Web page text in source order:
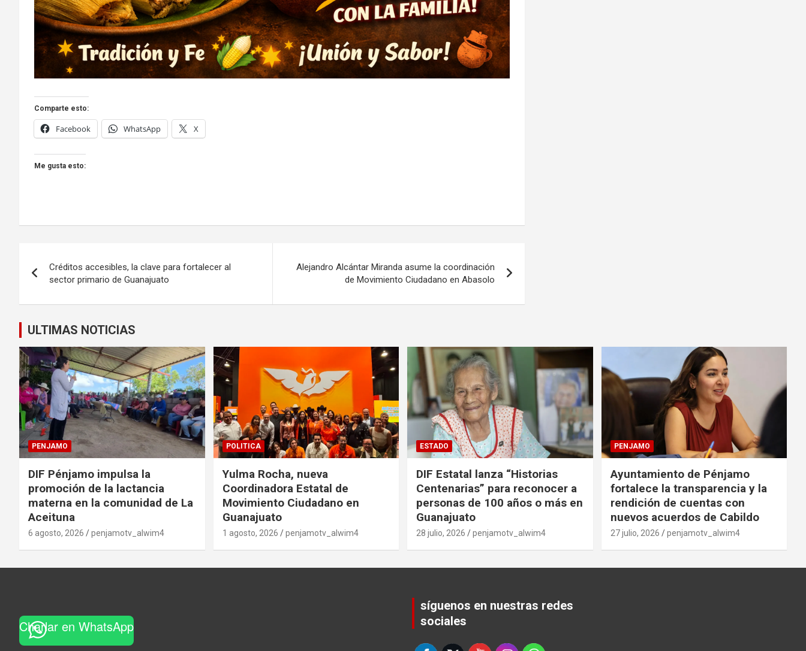
Comparte esto:
Facebook WhatsApp X
Me gusta esto:
de
entradas
Créditos accesibles, la clave para fortalecer al
sector primario de Guanajuato
Alejandro Alcántar Miranda asume la coordinación
de Movimiento Ciudadano en Abasolo
ULTIMAS NOTICIAS
PENJAMO
DIF Pénjamo impulsa la
promoción de la lactancia
materna en la comunidad de La
Aceituna
6 agosto, 2026 penjamotv_alwim4
POLITICA
Yulma Rocha, nueva
Coordinadora Estatal de
Movimiento Ciudadano en
Guanajuato
1 agosto, 2026 penjamotv_alwim4
ESTADO
DIF Estatal lanza “Historias
Centenarias” para reconocer a
personas de 100 años o más en
Guanajuato
28 julio, 2026 penjamotv_alwim4
PENJAMO
Ayuntamiento de Pénjamo
fortalece la transparencia y la
rendición de cuentas con
nuevos acuerdos de Cabildo
27 julio, 2026 penjamotv_alwim4
Charlar en WhatsApp
síguenos en nuestras redes
socialesSet Youtube Channel ID